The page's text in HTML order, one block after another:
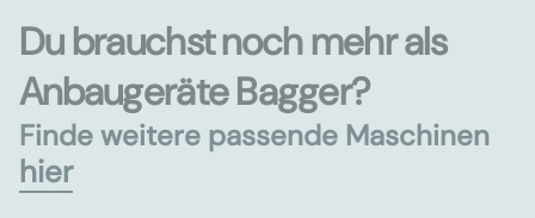
Du brauchst noch mehr als
Anbaugeräte Bagger?
Finde weitere passende Maschinen
hier